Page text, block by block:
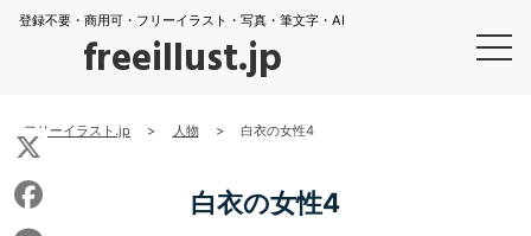
登録不要・商用可・フリーイラスト・写真・筆文字・AI
freeillust.jp
フリーイラスト.jp > 人物 > 白衣の女性4
白衣の女性4
X